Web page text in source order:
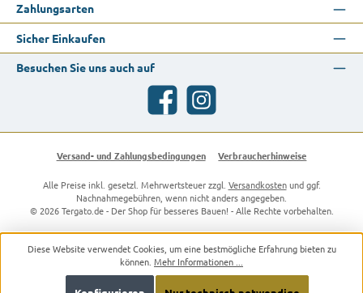
Zahlungsarten
Sicher Einkaufen
Besuchen Sie uns auch auf
Facebook Instagram
Versand- und Zahlungsbedingungen Verbraucherhinweise
Alle Preise inkl. gesetzl. Mehrwertsteuer zzgl. Versandkostenund ggf.
Nachnahmegebühren, wenn nicht anders angegeben.
© 2026 Tergato.de - Der Shop für besseres Bauen! - Alle Rechte vorbehalten.
Diese Website verwendet Cookies, um eine bestmögliche Erfahrung bieten zu
können. Mehr Informationen ...